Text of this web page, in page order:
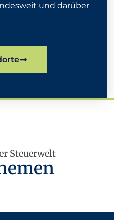
und darüber
Steuerwelt